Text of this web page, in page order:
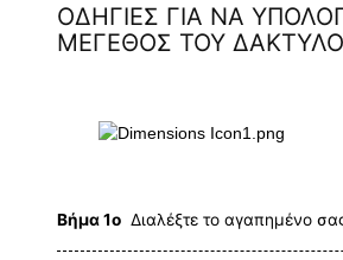
ΟΔΗΓΙΕΣ ΓΙΑ ΝΑ
ΜΕΓΕΘΟΣ ΤΟΥ
Βήμα 1ο Διαλέξτε το αγαπημένο